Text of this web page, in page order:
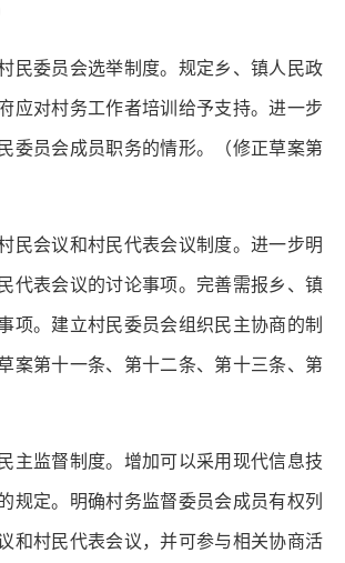
民委员会选举制度。 规定乡、镇人民政
应对村务工作者培训给予支持。进一步
委员会成员职务的情形。（修正草案第
民会议和村民代表会议制度。进一步明
代表会议的讨论事项。完善需报乡、镇
项。建立村民委员会组织民主协商的制
案第十一条、第十二条、第十三条、第
主监督制度。 增加可以采用现代信息技
规定。明确村务监督委员会成员有权列
和村民代表会议，并可参与相关协商活